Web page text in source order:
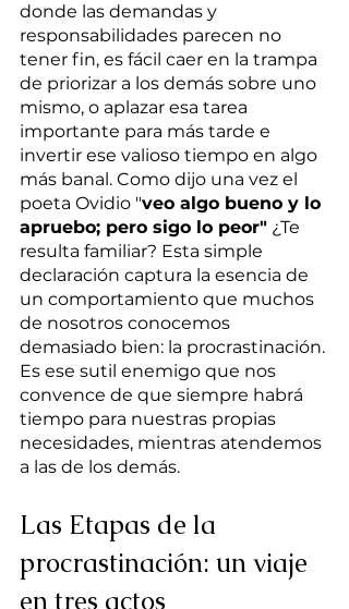
donde las demandas y
responsabilidades parecen no
tener fin, es fácil caer en la trampa
de priorizar a los demás sobre uno
mismo, o aplazar esa tarea
importante para más tarde e
invertir ese valioso tiempo en algo
más banal. Como dijo una vez el
poeta Ovidio "veo algo bueno y lo
apruebo; pero sigo lo peor" ¿Te
resulta familiar? Esta simple
declaración captura la esencia de
un comportamiento que muchos
de nosotros conocemos
demasiado bien: la procrastinación.
Es ese sutil enemigo que nos
convence de que siempre habrá
tiempo para nuestras propias
necesidades, mientras atendemos
a las de los demás.
Las Etapas de la
procrastinación: un viaje
en tres actos